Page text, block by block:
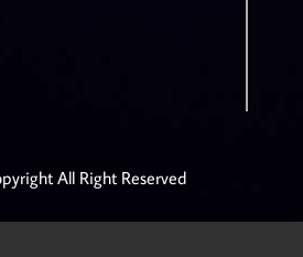
All Right Reserved